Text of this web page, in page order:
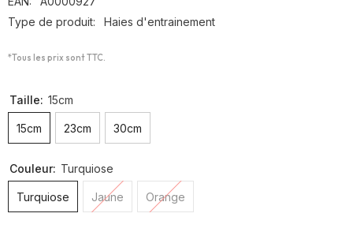
Type de produit:
Haies d'entrainement
*Tous les prix sont TTC.
Taille: 15cm
15cm 23cm 30cm
Couleur: Turquiose
Turquiose Jaune Orange